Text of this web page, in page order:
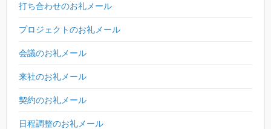
打ち合わせのお礼メール
プロジェクトのお礼メール
会議のお礼メール
来社のお礼メール
契約のお礼メール
日程調整のお礼メール